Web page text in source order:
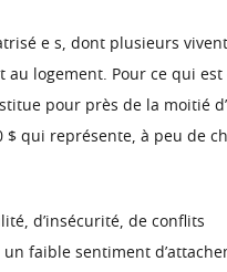
e s, dont plusieurs
au logement. Pour ce qui est
pour près de la moitié
qui représente, à peu de
d’insécurité, de conflits
faible sentiment